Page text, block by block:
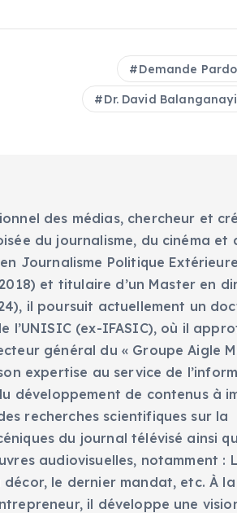
Demande
Dr. David Balanganayi
des médias, chercheur et
du journalisme, du cinéma et
Journalisme Politique
et titulaire d’un Master en
il poursuit actuellement un
l’UNISIC (ex-IFASIC), où il
général du « Groupe Aigle
expertise au service de
développement de contenus à
recherches scientifiques sur la
du journal télévisé ainsi
audiovisuelles, notamment :
décor, le dernier mandat, etc. À
il développe une